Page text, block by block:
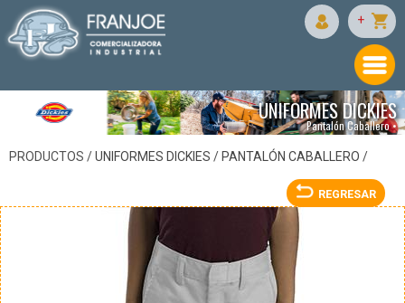
+
UNIFORMES DICKIES
Pantalón Caballero •
PRODUCTOS /UNIFORMES DICKIES / PANTALÓN CABALLERO /
REGRESAR